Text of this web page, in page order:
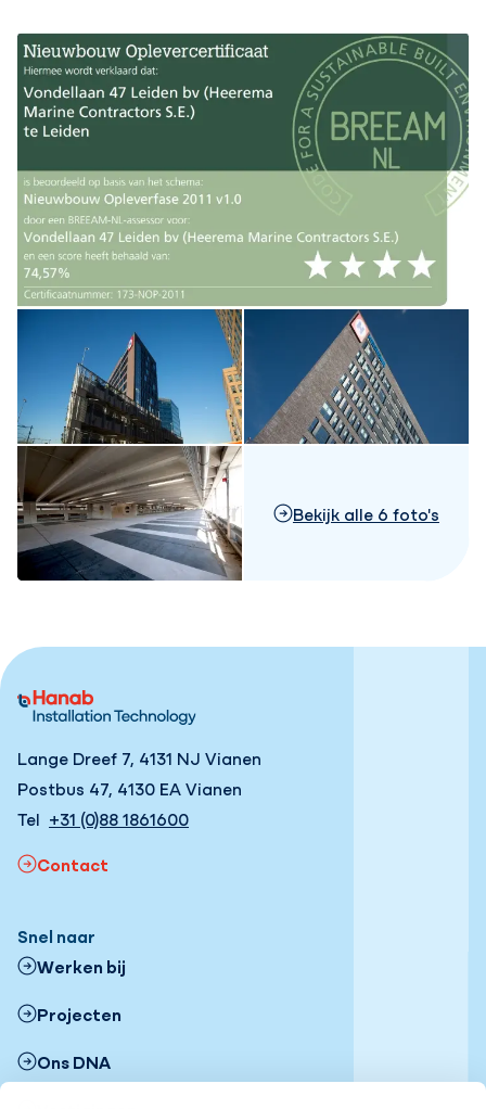
Bekijk alle 6 foto's
Lange Dreef 7, 4131 NJ Vianen
Postbus 47, 4130 EA Vianen
Tel +31 (0)88 1861600
Contact
Snel naar
Werken bij
Projecten
Ons DNA